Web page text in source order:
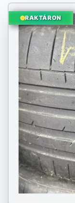
RAKTÁRON